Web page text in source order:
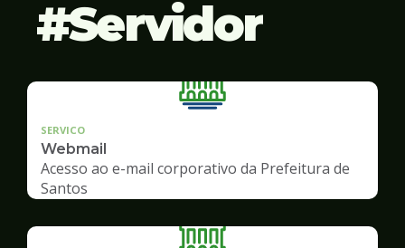
Servidor
SERVICO
Webmail
Acesso ao e-mail corporativo da Prefeitura de
Santos